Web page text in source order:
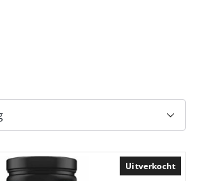
Uitverkocht